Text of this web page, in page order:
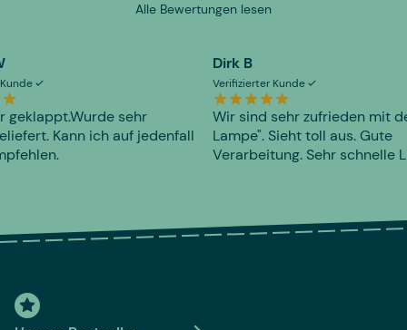
Alle Bewertungen lesen
geklappt.Wurde sehr
Kann ich auf jedenfall
Dirk B
Verifizierter Kunde
Wir sind sehr zufrieden mit
Lampe". Sieht toll aus. Gute
Verarbeitung. Sehr schnelle